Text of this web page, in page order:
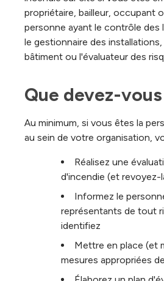
propriétaire, bailleur, occupant
personne ayant le contrôle des
le gestionnaire des
bâtiment ou l'évaluateur des
Que devez-
Au minimum, si vous êtes la
au sein de votre organisation,
Réalisez une
d'incendie (et revoyez-
Informez le
représentants de tout
identifiez
Mettre en place (et
mesures appropriées